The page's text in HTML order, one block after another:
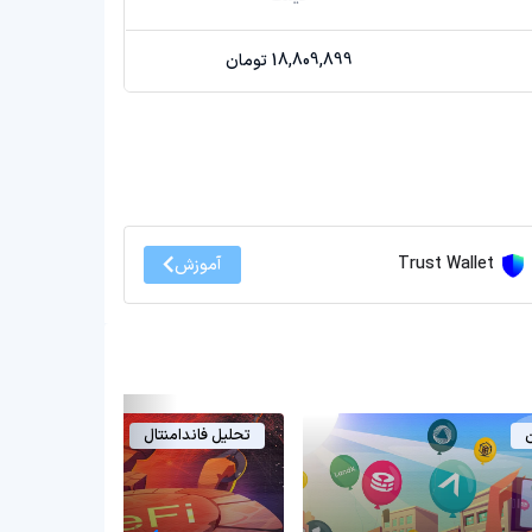
18,809,899 تومان
Trust Wallet آموزش
تحلیل فاندامنتال